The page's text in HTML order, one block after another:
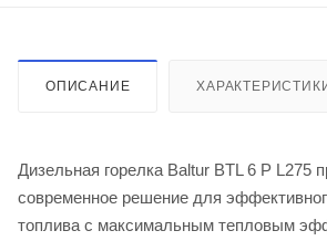
ОПИСАНИЕ
Дизельная горелка Baltur BTL 6 P L275
современное решение для
топлива с максимальным тепловым